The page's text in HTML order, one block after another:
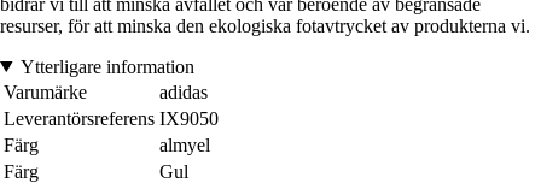
resurser, för att minska den ekologiska fotavtrycket av produkterna vi.
Ytterligare information
Varumärke
adidas
Leverantörsreferens IX9050
Färg
almyel
Färg
Gul